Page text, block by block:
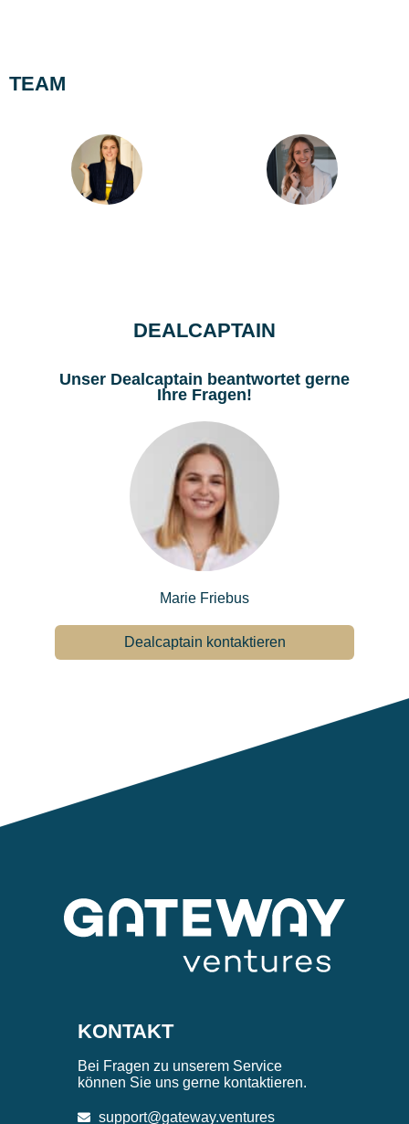
TEAM
DEALCAPTAIN
Unser Dealcaptain beantwortet gerne
Ihre Fragen!
Marie Friebus
Dealcaptain kontaktieren
KONTAKT
Bei Fragen zu unserem Service
können Sie uns gerne kontaktieren.
support@gateway.ventures